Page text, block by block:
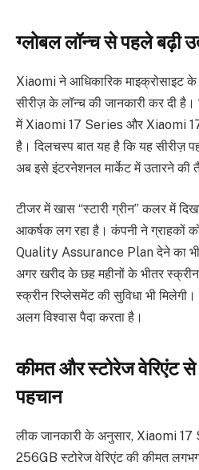
ग्लोबल लॉन्च से पहले बढ़ी
Xiaomi ने आधिकारिक माइक्रोसाइट
सीरीज़ के लॉन्च की जानकारी कर दी है।
में Xiaomi 17 Series और Xiaomi
है। दिलचस्प बात यह है कि यह सीरीज़
अब इसे इंटरनेशनल मार्केट में उतारने की
टीजर में खास “स्टारी ग्रीन” कलर में
आकर्षक लग रहा है। कंपनी ने ग्राहकों
Quality Assurance Plan देने का भी
अगर खरीद के छह महीनों के भीतर
स्क्रीन रिप्लेसमेंट की सुविधा भी
अलग विश्वास पैदा करता है।
कीमत और स्टोरेज वेरिएंट
पहचान
लीक जानकारी के अनुसार, Xiaomi
256GB स्टोरेज वेरिएंट की कीमत